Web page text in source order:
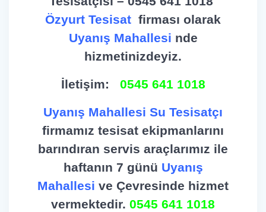
Özyurt Tesisat firması olarak
Uyanış Mahallesi nde
hizmetinizdeyiz.
İletişim: 0545 641 1018
Uyanış Mahallesi Su Tesisatçı
firmamız tesisat ekipmanlarını
barındıran servis araçlarımız ile
haftanın 7 günü Uyanış
Mahallesi ve Çevresinde hizmet
vermektedir. 0545 641 1018